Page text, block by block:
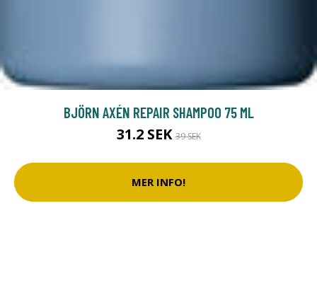
BJÖRN AXÉN REPAIR SHAMPOO 75 ML
31.2 SEK39 SEK
MER INFO!